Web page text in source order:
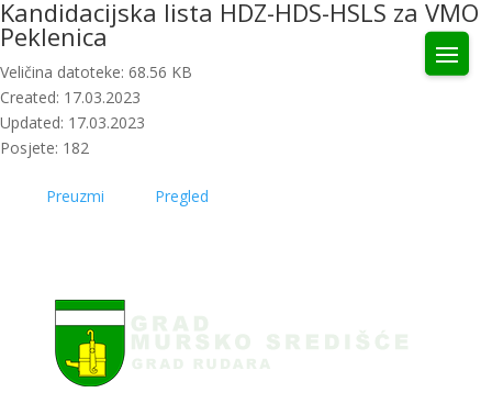
Kandidacijska lista HDZ-HDS-HSLS za VMO
Peklenica
Veličina datoteke: 68.56 KB
Created: 17.03.2023
Updated: 17.03.2023
Posjete: 182
Preuzmi Pregled